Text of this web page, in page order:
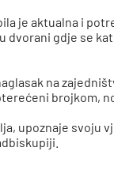
je aktualna i
gdje se
na
brojkom,
upoznaje svoju